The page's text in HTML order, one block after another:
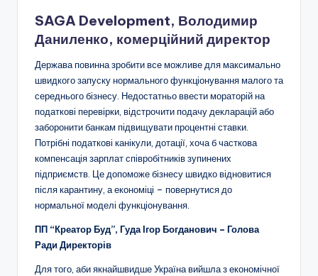
SAGA Development, Володимир
Даниленко, комерційний директор
Держава повинна зробити все можливе для максимально
швидкого запуску нормального функціонування малого та
середнього бізнесу. Недостатньо ввести мораторій на
податкові перевірки, відстрочити подачу декларацій або
заборонити банкам підвищувати процентні ставки.
Потрібні податкові канікули, дотації, хоча б часткова
компенсація зарплат співробітників зупинених
підприємств. Це допоможе бізнесу швидко відновитися
після карантину, а економіці – повернутися до
нормальної моделі функціонування.
ПП “Креатор Буд”, Гуда Ігор Богданович – Голова
Ради Директорів
Для того, аби якнайшвидше Україна вийшла з економічної